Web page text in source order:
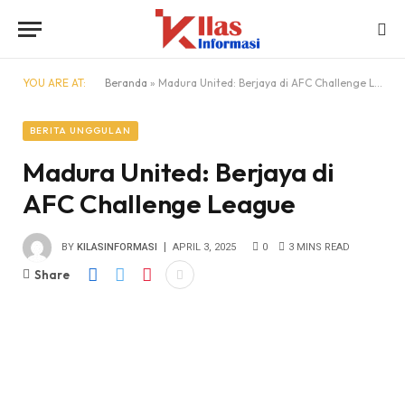
YOU ARE AT: Beranda » Madura United: Berjaya di AFC Challenge League
BERITA UNGGULAN
Madura United: Berjaya di
AFC Challenge League
BY KILASINFORMASI APRIL 3, 2025 0 3 MINS READ
Share